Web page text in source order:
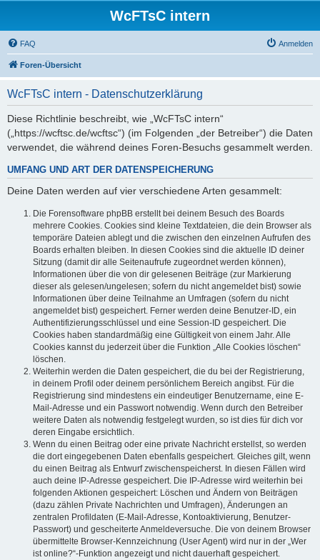
WcFTsC intern
FAQ Anmelden
Foren-Übersicht
WcFTsC intern - Datenschutzerklärung
Diese Richtlinie beschreibt, wie „WcFTsC intern“
(„https://wcftsc.de/wcftsc“) (im Folgenden „der Betreiber“) die Daten
verwendet, die während deines Foren-Besuchs gesammelt werden.
UMFANG UND ART DER DATENSPEICHERUNG
Deine Daten werden auf vier verschiedene Arten gesammelt:
Die Forensoftware phpBB erstellt bei deinem Besuch des Boards
mehrere Cookies. Cookies sind kleine Textdateien, die dein Browser als
temporäre Dateien ablegt und die zwischen den einzelnen Aufrufen des
Boards erhalten bleiben. In diesen Cookies sind die aktuelle ID deiner
Sitzung (damit dir alle Seitenaufrufe zugeordnet werden können),
Informationen über die von dir gelesenen Beiträge (zur Markierung
dieser als gelesen/ungelesen; sofern du nicht angemeldet bist) sowie
Informationen über deine Teilnahme an Umfragen (sofern du nicht
angemeldet bist) gespeichert. Ferner werden deine Benutzer-ID, ein
Authentifizierungsschlüssel und eine Session-ID gespeichert. Die
Cookies haben standardmäßig eine Gültigkeit von einem Jahr. Alle
Cookies kannst du jederzeit über die Funktion „Alle Cookies löschen“
löschen.
Weiterhin werden die Daten gespeichert, die du bei der Registrierung,
in deinem Profil oder deinem persönlichem Bereich angibst. Für die
Registrierung sind mindestens ein eindeutiger Benutzername, eine E-
Mail-Adresse und ein Passwort notwendig. Wenn durch den Betreiber
weitere Daten als notwendig festgelegt wurden, so ist dies für dich vor
deren Eingabe ersichtlich.
Wenn du einen Beitrag oder eine private Nachricht erstellst, so werden
die dort eingegebenen Daten ebenfalls gespeichert. Gleiches gilt, wenn
du einen Beitrag als Entwurf zwischenspeicherst. In diesen Fällen wird
auch deine IP-Adresse gespeichert. Die IP-Adresse wird weiterhin bei
folgenden Aktionen gespeichert: Löschen und Ändern von Beiträgen
(dazu zählen Private Nachrichten und Umfragen), Änderungen an
zentralen Profildaten (E-Mail-Adresse, Kontoaktivierung, Benutzer-
Passwort) und gescheiterte Anmeldeversuche. Die von deinem Browser
übermittelte Browser-Kennzeichnung (User Agent) wird nur in der „Wer
ist online?“-Funktion angezeigt und nicht dauerhaft gespeichert.